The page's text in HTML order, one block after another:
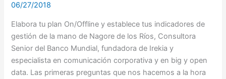
06/27/2018
Elabora tu plan On/Offline y establece tus indicadores de
gestión de la mano de Nagore de los Ríos, Consultora
Senior del Banco Mundial, fundadora de Irekia y
especialista en comunicación corporativa y en big y open
data. Las primeras preguntas que nos hacemos a la hora